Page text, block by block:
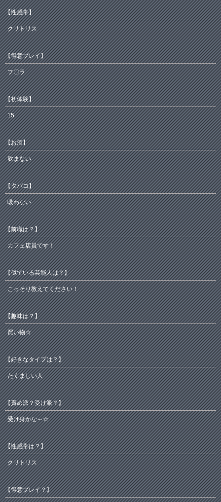
【性感帯】
クリトリス
【得意プレイ】
フ〇ラ
【初体験】
15
【お酒】
飲まない
【タバコ】
吸わない
【前職は？】
カフェ店員です！
【似ている芸能人は？】
こっそり教えてください！
【趣味は？】
買い物☆
【好きなタイプは？】
たくましい人
【責め派？受け派？】
受け身かな～☆
【性感帯は？】
クリトリス
【得意プレイ？】